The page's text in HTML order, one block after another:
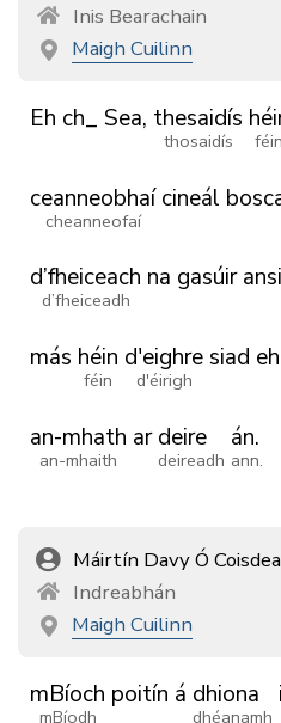
Inis Bearachain
Maigh Cuilinn
Eh ch_ Sea, thesaidís
thosaidís féin
ceanneobhaí
cheanneofaí
cineál
d’fheiceach
d’fheiceadh
na gasúir
más héin
féin
d'eighre
d'éirigh
siad
an-mhath
an-mhaith
ar deire
deireadh
án.
ann.
Máirtín Davy Ó
Indreabhán
Maigh Cuilinn
mBíoch
mBíodh
poitín á dhiona
dhéanamh